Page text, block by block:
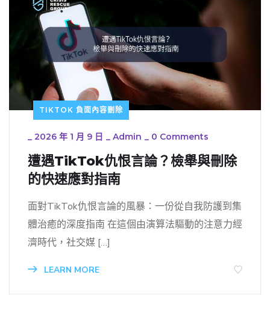
TIKTOK 負面內容刪除
_ 2026 年 1 月 9 日 _ Admin _ 0 Comments
遭遇TikTok仇恨言論？檢舉與刪除
的快速應對指南
面對TikTok仇恨言論的風暴：一份從自我防護到集
體治癒的深度指南 在這個由演算法驅動的注意力經
濟時代，社交媒 […]
LEARN MORE